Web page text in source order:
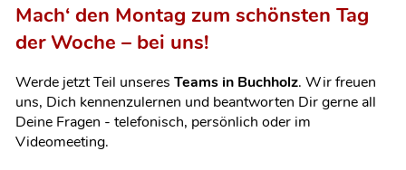
Mach‘ den Montag zum schönsten Tag
der Woche – bei uns!
Werde jetzt Teil unseres Teams in Buchholz. Wir freuen
uns, Dich kennenzulernen und beantworten Dir gerne all
Deine Fragen - telefonisch, persönlich oder im
Videomeeting.